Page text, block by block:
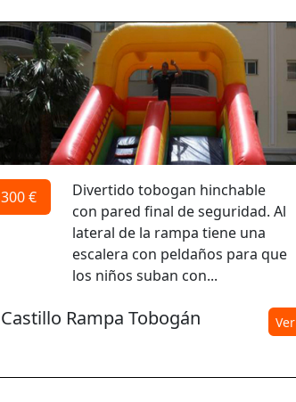
Divertido tobogan hinchable
con pared final de seguridad. Al
lateral de la rampa tiene una
escalera con peldaños para que
los niños suban con...
300 €
Castillo Rampa Tobogán Ver